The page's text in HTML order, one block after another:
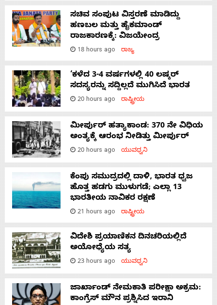
ಸಚಿವ ಸಂಪುಟ ವಿಸ್ತರಣೆ ಮಾಡಿದ್ದು
ಹಣಬಲ ಮತ್ತು ಹೈಕಮಾಂಡ್
ರಾಜಕಾರಣಕ್ಕೆ: ವಿಜಯೇಂದ್ರ
18 hours ago ರಾಜ್ಯ
‘ಕಳೆದ 3-4 ವರ್ಷಗಳಲ್ಲಿ 40 ಲಷ್ಕರ್
ಸದಸ್ಯರನ್ನು ಸದ್ದಿಲ್ಲದೆ ಮುಗಿಸಿದೆ ಭಾರತ
20 hours ago ರಾಷ್ಟ್ರೀಯ
ಮೀರ್ಪುರ್ ಹತ್ಯಾಕಾಂಡ: 370 ನೇ ವಿಧಿಯ
ಅಂತ್ಯಕ್ಕೆ ಆರಂಭ ನೀಡಿತ್ತು ಮೀರ್ಪುರ್
20 hours ago ಯುವಧ್ವನಿ
ಕೆಂಪು ಸಮುದ್ರದಲ್ಲಿ ದಾಳಿ, ಭಾರತ ಧ್ವಜ
ಹೊತ್ತ ಹಡಗು ಮುಳುಗಡೆ; ಎಲ್ಲಾ 13
ಭಾರತೀಯ ನಾವಿಕರ ರಕ್ಷಣೆ
21 hours ago ರಾಷ್ಟ್ರೀಯ
ವಿದೇಶಿ ಪ್ರಯಾಣಿಕನ ದಿನಚರಿಯಲ್ಲಿದೆ
ಅಯೋಧ್ಯೆಯ ಸತ್ಯ
23 hours ago ಯುವಧ್ವನಿ
ಜಾರ್ಖಾಂಡ್‌ ನೇಮಕಾತಿ ಪರೀಕ್ಷಾ ಅಕ್ರಮ:
ಕಾಂಗ್ರೆಸ್‌ ಮೌನ ಪ್ರಶ್ನಿಸಿದ ಇರಾನಿ